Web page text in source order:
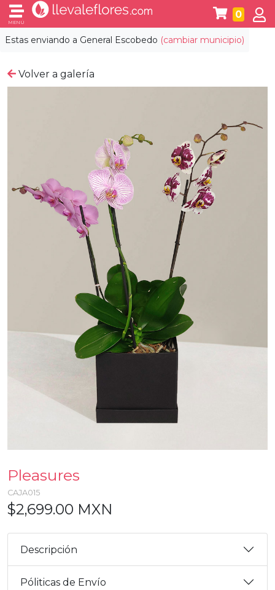
Estas enviando a General Escobedo (cambiar municipio)
MENÚ
0
Volver a galería
Pleasures
CAJA015
$2,699.00 MXN
Descripción
Póliticas de Envío